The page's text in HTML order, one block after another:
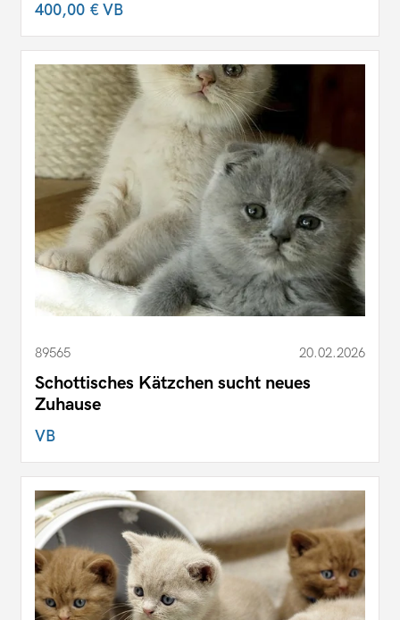
400,00 €VB
89565 20.02.2026
Schottisches Kätzchen sucht neues
Zuhause
VB